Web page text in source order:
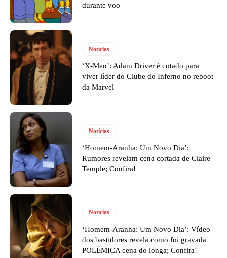
durante voo
Notícias
‘X-Men’: Adam Driver é cotado para
viver líder do Clube do Inferno no reboot
da Marvel
Notícias
‘Homem-Aranha: Um Novo Dia’:
Rumores revelam cena cortada de Claire
Temple; Confira!
Notícias
‘Homem-Aranha: Um Novo Dia’: Vídeo
dos bastidores revela como foi gravada
POLÊMICA cena do longa; Confira!